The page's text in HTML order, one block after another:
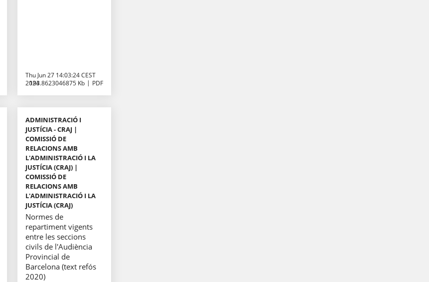
Thu Jun 27 14:03:24 CEST
2024
193.8623046875 Kb PDF
ADMINISTRACIÓ I
JUSTÍCIA - CRAJ |
COMISSIÓ DE
RELACIONS AMB
L'ADMINISTRACIÓ I LA
JUSTÍCIA (CRAJ) |
COMISSIÓ DE
RELACIONS AMB
L'ADMINISTRACIÓ I LA
JUSTÍCIA (CRAJ)
Normes de
repartiment vigents
entre les seccions
civils de l'Audiència
Provincial de
Barcelona (text refós
2020)